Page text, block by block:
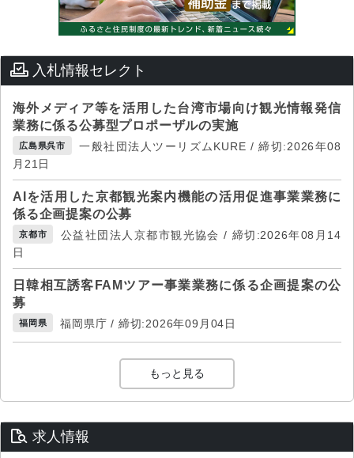
入札情報セレクト
海外メディア等を活用した台湾市場向け観光情報発信
業務に係る公募型プロポーザルの実施
広島県呉市
一般社団法人ツーリズムKURE / 締切:2026年08
月21日
AIを活用した京都観光案内機能の活用促進事業業務に
係る企画提案の公募
京都市
公益社団法人京都市観光協会 / 締切:2026年08月14
日
日韓相互誘客FAMツアー事業業務に係る企画提案の公
募
福岡県 福岡県庁 / 締切:2026年09月04日
もっと見る
求人情報